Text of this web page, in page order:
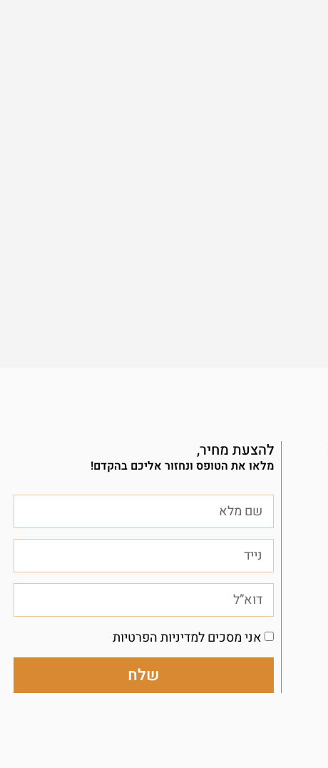
להצעת מחיר,
מלאו את הטופס ונחזור אליכם בהקדם!
אני מסכים למדיניות הפרטיות
שלח